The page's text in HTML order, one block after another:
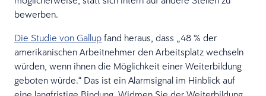
bewerben.
Die Studie von Gallup fand heraus, dass „48 % der
amerikanischen Arbeitnehmer den Arbeitsplatz wechseln
würden, wenn ihnen die Möglichkeit einer Weiterbildung
geboten würde.“ Das ist ein Alarmsignal im Hinblick auf